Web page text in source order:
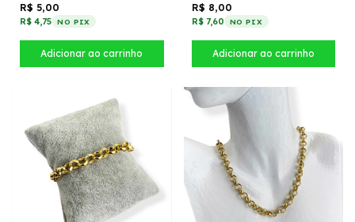
R$ 5,00
R$ 4,75 NO PIX
R$ 8,00
R$ 7,60 NO PIX